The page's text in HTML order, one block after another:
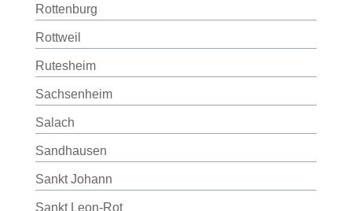
Rottenburg
Rottweil
Rutesheim
Sachsenheim
Salach
Sandhausen
Sankt Johann
Sankt Leon-Rot